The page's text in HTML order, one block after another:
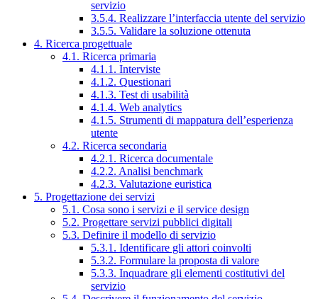
servizio
3.5.4. Realizzare l’interfaccia utente del servizio
3.5.5. Validare la soluzione ottenuta
4. Ricerca progettuale
4.1. Ricerca primaria
4.1.1. Interviste
4.1.2. Questionari
4.1.3. Test di usabilità
4.1.4. Web analytics
4.1.5. Strumenti di mappatura dell’esperienza
utente
4.2. Ricerca secondaria
4.2.1. Ricerca documentale
4.2.2. Analisi benchmark
4.2.3. Valutazione euristica
5. Progettazione dei servizi
5.1. Cosa sono i servizi e il service design
5.2. Progettare servizi pubblici digitali
5.3. Definire il modello di servizio
5.3.1. Identificare gli attori coinvolti
5.3.2. Formulare la proposta di valore
5.3.3. Inquadrare gli elementi costitutivi del
servizio